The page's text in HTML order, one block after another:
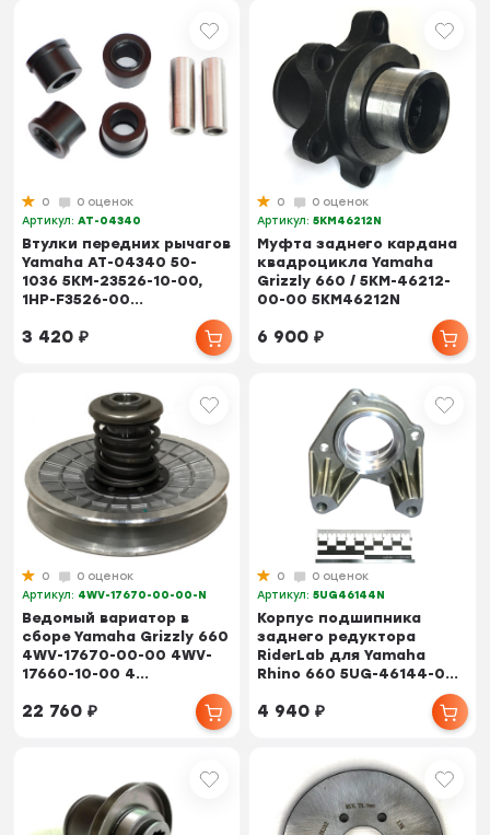
0
0 оценок
Артикул:AT-04340
Втулки передних рычагов
Yamaha AT-04340 50-
1036 5KM-23526-10-00,
1HP-F3526-00...
3 420₽
0
0 оценок
Артикул:5KM46212N
Муфта заднего кардана
квадроцикла Yamaha
Grizzly 660 / 5KM-46212-
00-00 5KM46212N
6 900₽
0
0 оценок
Артикул: 4WV-17670-00-00-N
Ведомый вариатор в
сборе Yamaha Grizzly 660
4WV-17670-00-00 4WV-
17660-10-00 4...
22 760₽
0
0 оценок
Артикул:5UG46144N
Корпус подшипника
заднего редуктора
RiderLab для Yamaha
Rhino 660 5UG-46144-0...
4 940₽